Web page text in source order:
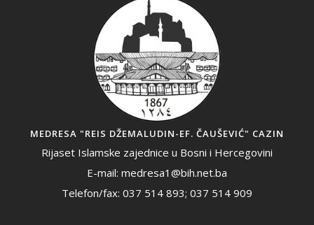
MEDRESA "REIS DŽEMALUDIN-EF. ČAUŠEVIĆ" CAZIN
Rijaset Islamske zajednice u Bosni i Hercegovini
E-mail: medresa1@bih.net.ba
Telefon/fax: 037 514 893; 037 514 909